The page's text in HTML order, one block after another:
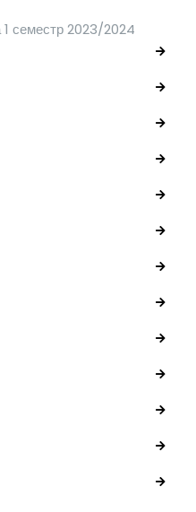
1 семестр 2023/2024